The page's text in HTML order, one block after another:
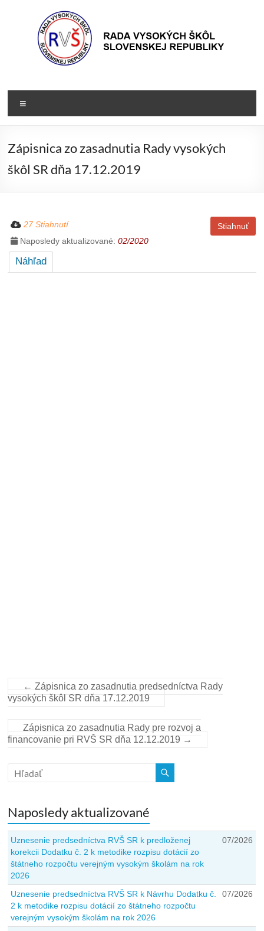
Rada
VŠ
škôl
Zápisnica zo zasadnutia Rady vysokých
škôl SR dňa 17.12.2019
Stiahnuť
27 Stiahnutí
Naposledy aktualizované:02/2020
Náhľad
← Zápisnica zo zasadnutia predsedníctva Rady
vysokých škôl SR dňa 17.12.2019
Zápisnica zo zasadnutia Rady pre rozvoj a
financovanie pri RVŠ SR dňa 12.12.2019 →
Naposledy aktualizované
Uznesenie predsedníctva RVŠ SR k predloženej
korekcii Dodatku č. 2 k metodike rozpisu dotácií zo
štátneho rozpočtu verejným vysokým školám na rok
2026
07/2026
Uznesenie predsedníctva RVŠ SR k Návrhu Dodatku č.
2 k metodike rozpisu dotácií zo štátneho rozpočtu
verejným vysokým školám na rok 2026
07/2026